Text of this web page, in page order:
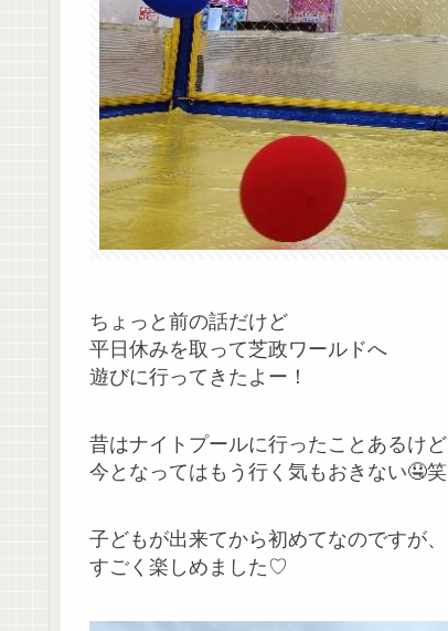
ちょっと前の話だけど
平日休みを取って芝政ワールドへ
遊びに行ってきたよー！
昔はナイトプールに行ったことあるけど
今となってはもう行く気もおきない🤤笑
子どもが出来てから初めてなのですが、
すごく楽しめました♡